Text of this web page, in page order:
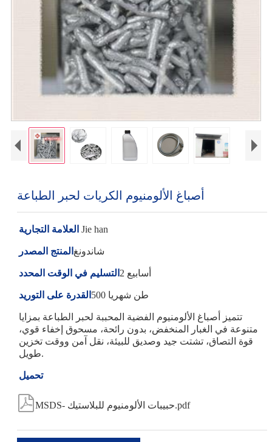
أصباغ الألومنيوم الكريات لحبر الطباعة
العلامة التجارية Jie han
المنتج المصدر شاندونغ
التسليم في الوقت المحدد 2 أسابيع
القدرة على التوريد 500 طن شهريا
تتميز أصباغ الألومنيوم الفضية المحببة لحبر الطباعة بمزايا
متنوعة في الغبار المنخفض، بدون رائحة، مسحوق إخفاء قوي،
قوة التصاق، تشتت جيد وصديق للبيئة، نقل آمن ووقت تخزين
طويل.
تحميل
 MSDS- حبيبات الألومنيوم للبلاستيك.pdf